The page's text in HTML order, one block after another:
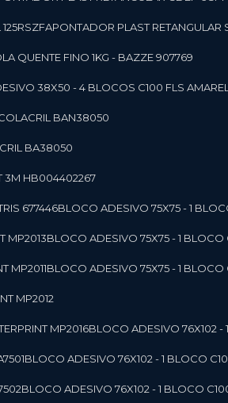
APONTADOR PLAST RETANGULAR
QUENTE FINO 1KG - BAZZE 907769
38X50 - 4 BLOCOS C100 FLS
BAN38050
BA38050
3M HB004402267
677446 BLOCO ADESIVO 75X75 - 1
MP2013 BLOCO ADESIVO 75X75 - 1
MP2011 BLOCO ADESIVO 75X75 - 1
MP2012
MP2016 BLOCO ADESIVO 76X102
BLOCO ADESIVO 76X102 - 1 BLOCO
BLOCO ADESIVO 76X102 - 1 BLOCO